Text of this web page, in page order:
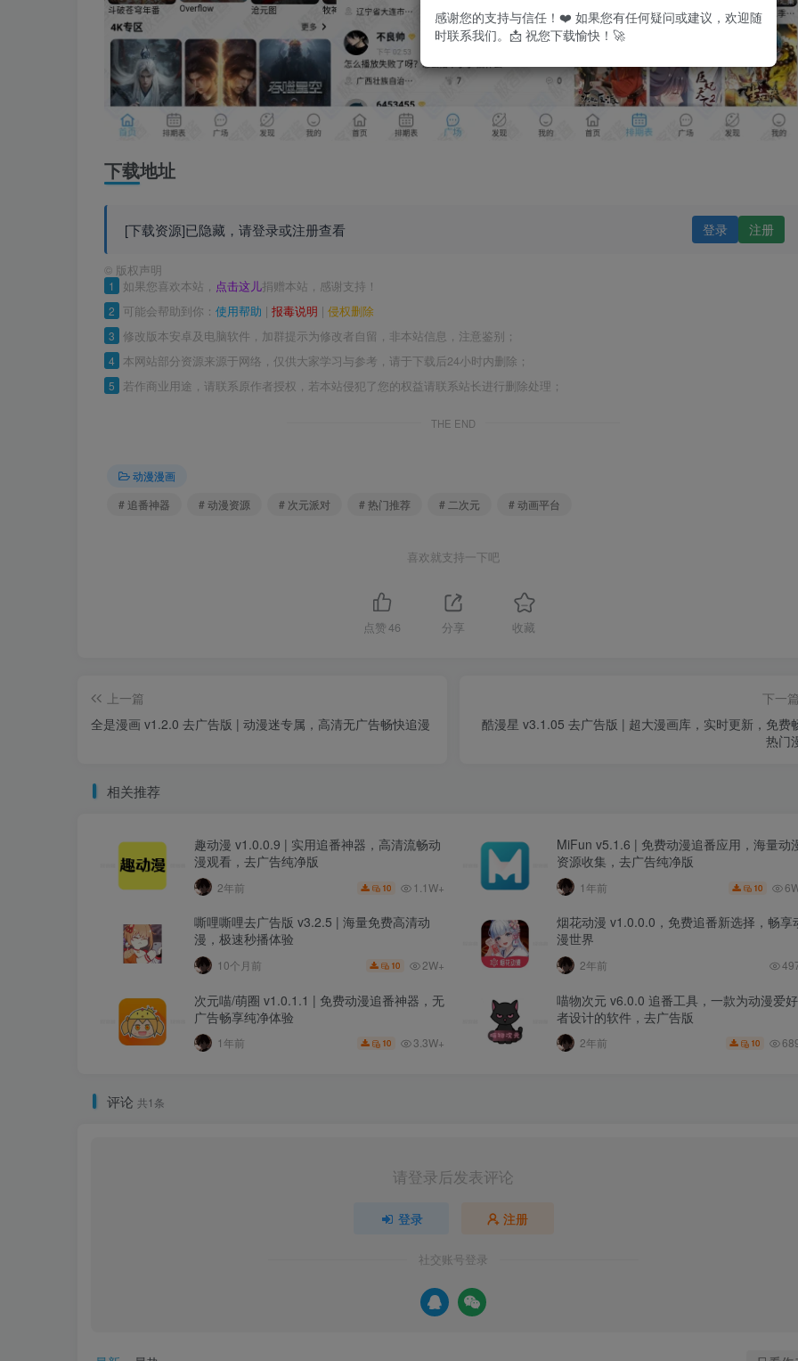
下载地址
[下载资源]已隐藏，请登录或注册查看 登录 注册
© 版权声明
1 如果您喜欢本站， 点击这儿捐赠本站，感谢支持！
2 可能会帮助到你： 使用帮助 | 报毒说明 | 侵权删除
3 修改版本安卓及电脑软件，加群提示为修改者自留，非本站信息，注意鉴别；
4 本网站部分资源来源于网络，仅供大家学习与参考，请于下载后24小时内删除；
5 若作商业用途，请联系原作者授权，若本站侵犯了您的权益请联系站长进行删除处理；
THE END
动漫漫画
# 追番神器
# 动漫资源 # 次元派对 # 热门推荐 # 二次元 # 动画平台
喜欢就支持一下吧
点赞 46 分享 收藏
上一篇
全是漫画 v1.2.0 去广告版 | 动漫迷专属，高清无广告畅快追漫
下一篇
酷漫星 v3.1.05 去广告版 | 超大漫画库，实时更新，免费
热门
相关推荐
趣动漫 v1.0.0.9 | 实用追番神器，高清流畅动
漫观看，去广告纯净版
2年前 10 1.1W+
MiFun v5.1.6 | 免费动漫追番应用，海量动
资源收集，去广告纯净版
1年前 10
嘶哩嘶哩去广告版 v3.2.5 | 海量免费高清动
漫，极速秒播体验
10个月前 10 2W+
烟花动漫 v1.0.0.0，免费追番新选择，畅享
漫世界
2年前
次元喵/萌圈 v1.0.1.1 | 免费动漫追番神器，无
广告畅享纯净体验
1年前 10 3.3W+
喵物次元 v6.0.0 追番工具，一款为动漫爱好
者设计的软件，去广告版
2年前 10
评论 共1条
请登录后发表评论
登录 注册
社交账号登录
感谢您的支持与信任！❤️ 如果您有任何疑问或建议，欢迎随
时联系我们。📩 祝您下载愉快！🚀